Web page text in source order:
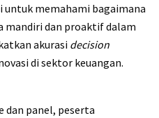
memahami bagaimana
mandiri dan proaktif dalam
akurasi decision
di sektor keuangan.
dan panel, peserta